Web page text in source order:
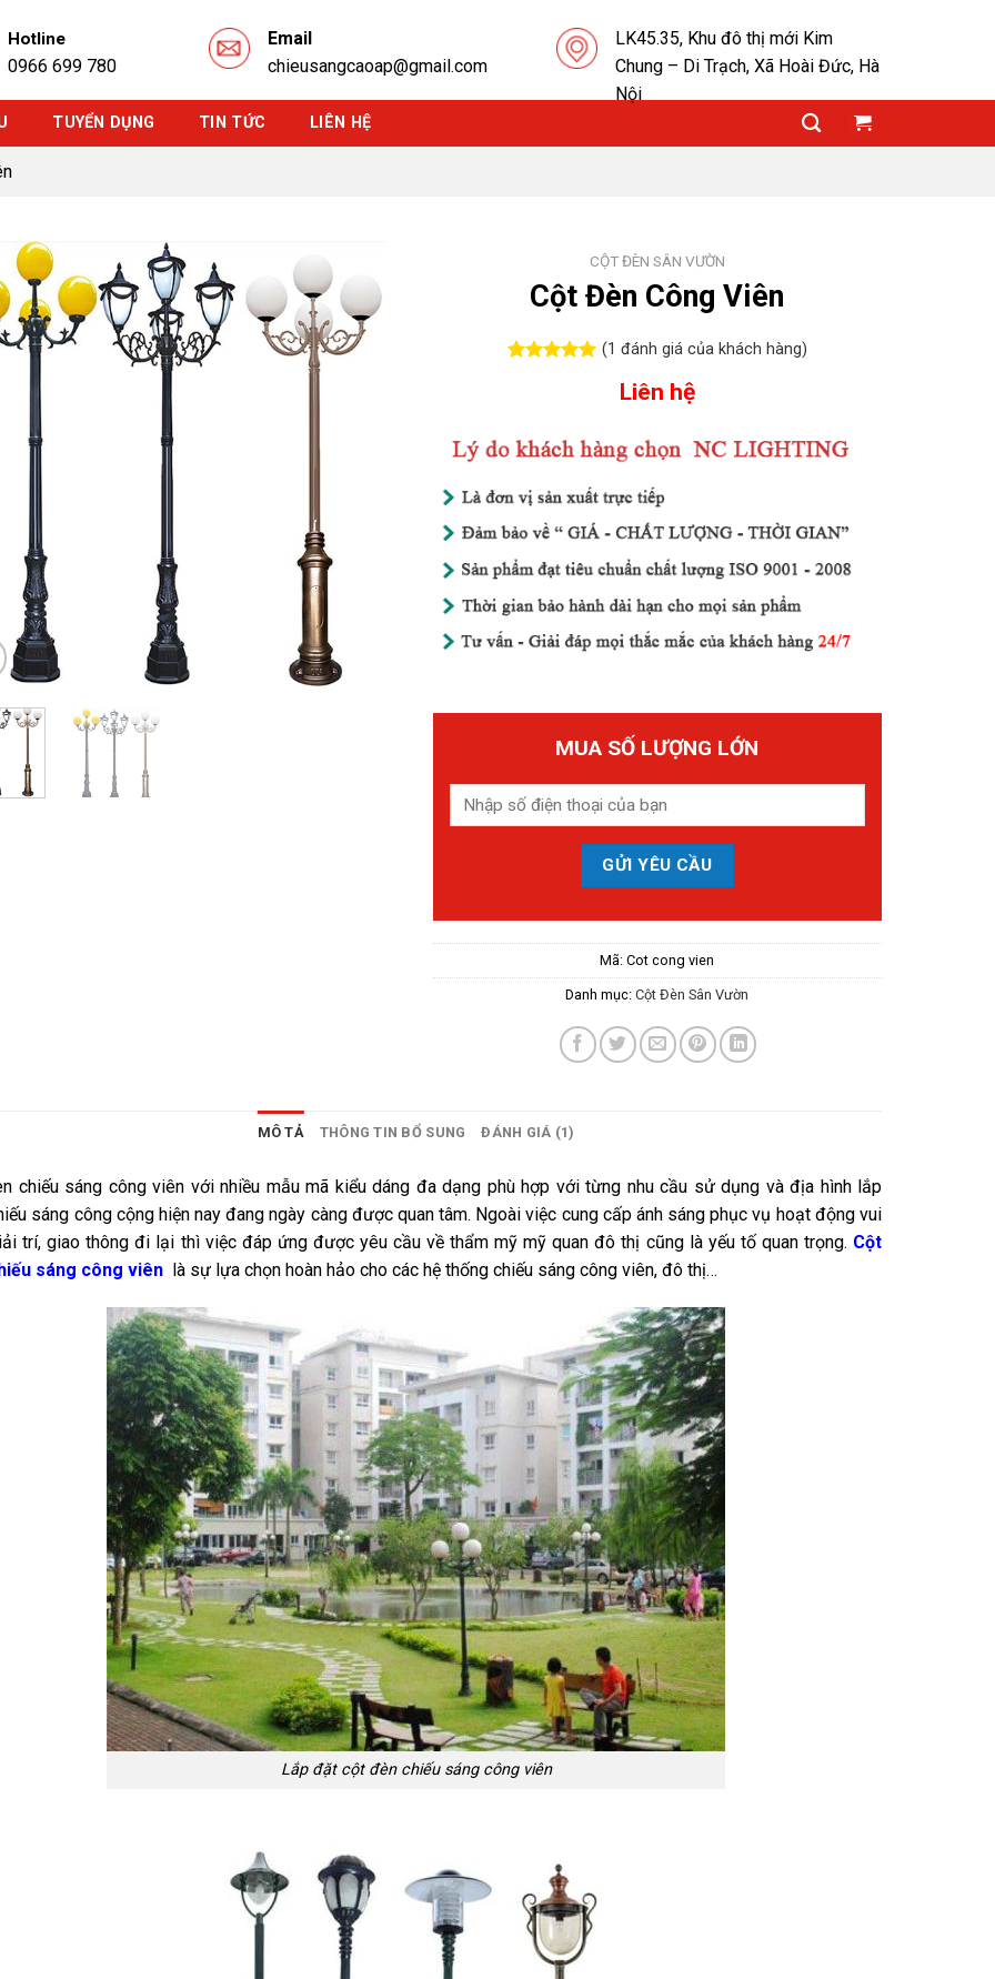
Hotline
0966 699 780
Email
chieusangcaoap@gmail.com
LK45.35, Khu đô thị mới Kim
Chung – Di Trạch, Xã Hoài Đức, Hà
Nội
TUYỂN DỤNG TIN TỨC LIÊN HỆ
CỘT ĐÈN SÂN VƯỜN
Cột Đèn Công Viên
(1 đánh giá của khách hàng)
Liên hệ
MUA SỐ LƯỢNG LỚN
Mã:Cot cong vien
Danh mục:Cột Đèn Sân Vườn
MÔ TẢ THÔNG TIN BỔ SUNG ĐÁNH GIÁ (1)
chiếu sáng công viên với nhiều mẫu mã kiểu dáng đa dạng phù hợp với từng nhu cầu sử dụng và địa hình lắp
sáng công cộng hiện nay đang ngày càng được quan tâm. Ngoài việc cung cấp ánh sáng phục vụ hoạt động vui
trí, giao thông đi lại thì việc đáp ứng được yêu cầu về thẩm mỹ mỹ quan đô thị cũng là yếu tố quan trọng. Cột
sáng công viên là sự lựa chọn hoàn hảo cho các hệ thống chiếu sáng công viên, đô thị…
Lắp đặt cột đèn chiếu sáng công viên